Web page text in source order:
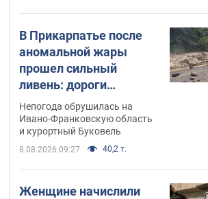
В Прикарпатье после
аномальной жары
прошел сильный
ливень: дороги
превратились в реки.
Видео
Непогода обрушилась на
Ивано-Франковскую область
и курортный Буковель
8.08.2026 09:27 40,2 т.
Женщине начислили